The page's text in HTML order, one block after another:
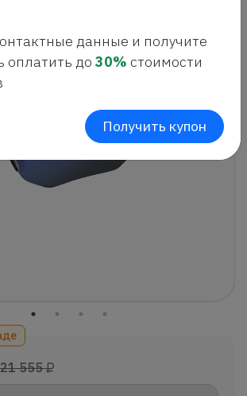
21 555
данные и получите
оплатить до 30% стоимости
Получить купон